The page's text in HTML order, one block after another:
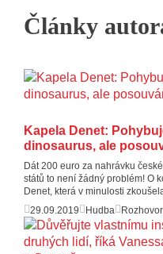
Články
Kapela Denet:
dinosaurus, ale
Dát 200 euro za nahrávku
států to není žádný problém! O
Denet, která v minulosti
29.09.2019
Hudba Rozhovor